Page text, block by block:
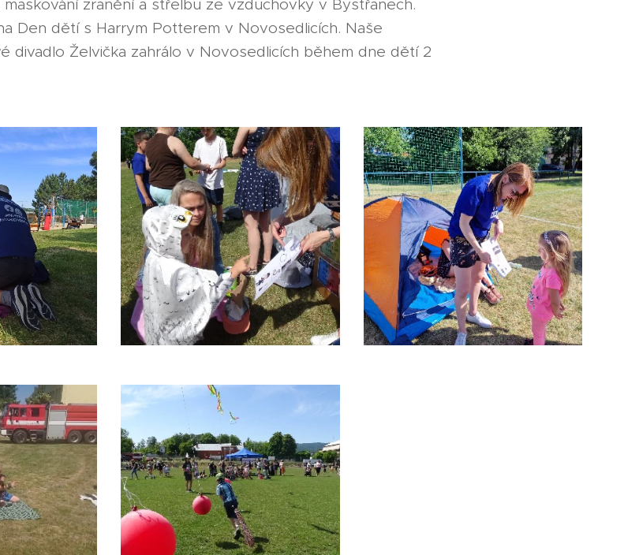
maskování zranění a střelbu ze vzduchovky v Bystřanech.
Den dětí s Harrym Potterem v Novosedlicích. Naše
divadlo Želvička zahrálo v Novosedlicích během dne dětí 2